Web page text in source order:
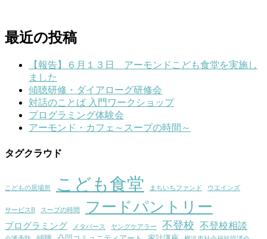
最近の投稿
【報告】６月１３日 アーモンドこども食堂を実施し
ました
傾聴研修・ダイアローグ研修会
対話のことば 入門ワークショップ
プログラミング体験会
アーモンド・カフェ～スープの時間～
タグクラウド
こどもの居場所 こども食堂 まちいちファンド ウエインズ
サービスB スープの時間 フードパントリー
プログラミング メタバース ヤングケアラー 不登校 不登校相談